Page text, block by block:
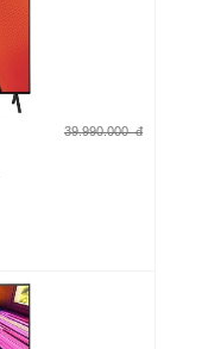
39.990.000 đ